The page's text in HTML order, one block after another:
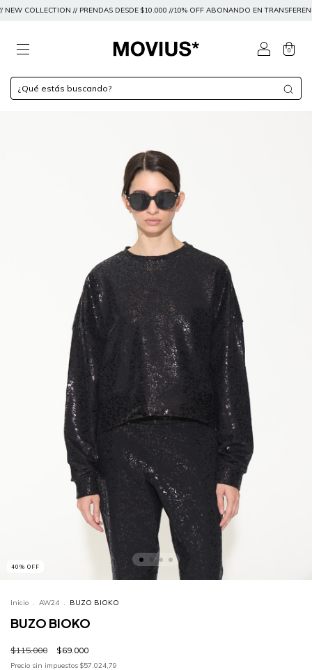
COLLECTION // PRENDAS DESDE $10.000 //10% OFF ABONANDO EN
0
40 % OFF
Inicio . AW24 . BUZO BIOKO
BUZO BIOKO
$115.000 $69.000
Precio sin impuestos $57.024,79